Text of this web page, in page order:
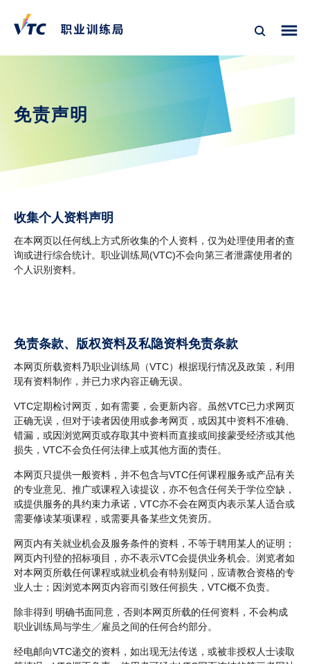
免责声明
收集个人资料声明
在本网页以任何线上方式所收集的个人资料，仅为处理使用者的查
询或进行综合统计。职业训练局(VTC)不会向第三者泄露使用者的
个人识别资料。
免责条款、版权资料及私隐资料免责条款
本网页所载资料乃职业训练局（VTC）根据现行情况及政策，利用
现有资料制作，并已力求内容正确无误。
VTC定期检讨网页，如有需要，会更新内容。虽然VTC已力求网页
正确无误，但对于读者因使用或参考网页，或因其中资料不准确、
错漏，或因浏览网页或存取其中资料而直接或间接蒙受经济或其他
损失，VTC不会负任何法律上或其他方面的责任。
本网页只提供一般资料，并不包含与VTC任何课程服务或产品有关
的专业意见、推广或课程入读提议，亦不包含任何关于学位空缺，
或提供服务的具约束力承诺，VTC亦不会在网页内表示某人适合或
需要修读某项课程，或需要具备某些文凭资历。
网页内有关就业机会及服务条件的资料，不等于聘用某人的证明；
网页内刊登的招标项目，亦不表示VTC会提供业务机会。浏览者如
对本网页所载任何课程或就业机会有特别疑问，应请教合资格的专
业人士；因浏览本网页内容而引致任何损失，VTC概不负责。
除非得到 明确书面同意，否则本网页所载的任何资料，不会构成
职业训练局与学生╱雇员之间的任何合约部分。
经电邮向VTC递交的资料，如出现无法传送，或被非授权人士读取